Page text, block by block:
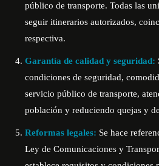
público de transporte. Todas las
seguir itinerarios autorizados,
respectiva.
Garantía de calidad y seguridad:
condiciones de seguridad,
servicio público de transporte,
población y reduciendo quejas y
Reformas legales: Se hace
Ley de Comunicaciones y